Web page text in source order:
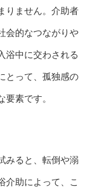
りません。介助者
会的なつながりや
浴中に交わされる
とって、孤独感の
素です。
みると、転倒や溺
介助によって、こ